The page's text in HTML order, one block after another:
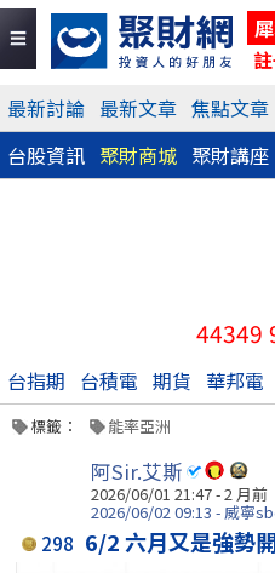
最新討論 最新文章 焦點文章
台股資訊 聚財商城 聚財講座
44349
台指期 台積電 期貨 華邦電
標籤： 能率亞洲
阿Sir.艾斯
2026/06/01 21:47 - 2 月前
2026/06/02 09:13 - 威寧
298 6/2 六月又是強勢